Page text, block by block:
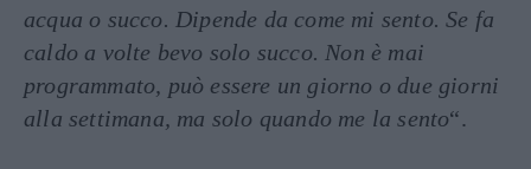
acqua o succo. Dipende da come mi sento. Se fa
caldo a volte bevo solo succo. Non è mai
programmato, può essere un giorno o due giorni
alla settimana, ma solo quando me la sento“.